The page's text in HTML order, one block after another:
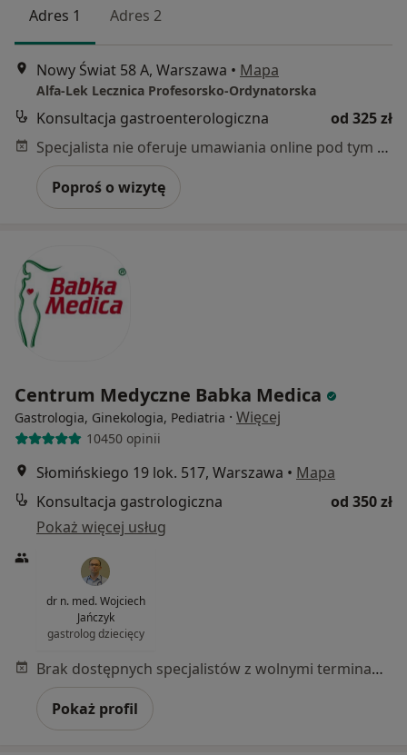
Adres 1 Adres 2
Nowy Świat 58 A, Warszawa • Mapa
Alfa-Lek Lecznica Profesorsko-Ordynatorska
Konsultacja gastroenterologiczna
od 325 zł
Specjalista nie oferuje umawiania online pod tym adresem.
Poproś o wizytę
Centrum Medyczne Babka Medica
Gastrologia, Ginekologia, Pediatria · Więcej
10450 opinii
Słomińskiego 19 lok. 517, Warszawa • Mapa
Konsultacja gastrologiczna
od 350 zł
Pokaż więcej usług
dr n. med. Wojciech
Jańczyk
gastrolog dziecięcy
Brak dostępnych specjalistów z wolnymi terminami w tym centrum medycznym.
Pokaż profil